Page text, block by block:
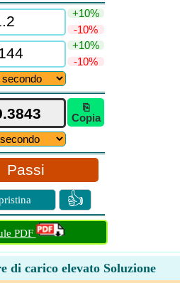
+10%
-10%
+10%
-10%
⎘
Copia
Passi
👍
PDF
di carico elevato Soluzione